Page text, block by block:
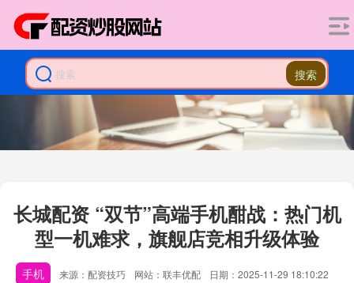
搜索
长城配资 “双节”高端手机酣战：热门机
型一机难求，旗舰店竞相升级体验
手机 来源：配资技巧 网站：联丰优配
日期：2025-11-29 18:10:22